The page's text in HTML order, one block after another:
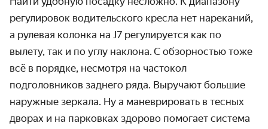
регулировок водительского кресла нет нареканий,
а рулевая колонка на J7 регулируется как по
вылету, так и по углу наклона. С обзорностью тоже
всё в порядке, несмотря на частокол
подголовников заднего ряда. Выручают большие
наружные зеркала. Ну а маневрировать в тесных
дворах и на парковках здорово помогает система